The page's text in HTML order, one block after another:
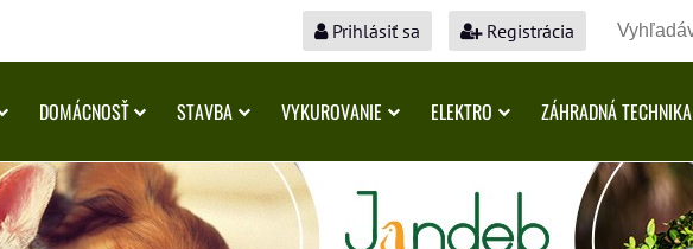
Prihlásiť sa Registrácia
DOMÁCNOSŤ STAVBA VYKUROVANIE ELEKTRO ZÁHRADNÁ TECHNIKA